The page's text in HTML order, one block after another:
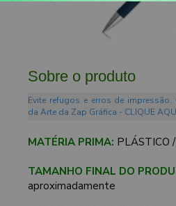
Sobre o produto
Evite refugos e erros de impressão.
da Arte da Zap Gráfica - CLIQUE
MATÉRIA PRIMA: PLÁSTICO
TAMANHO FINAL DO
aproximadamente